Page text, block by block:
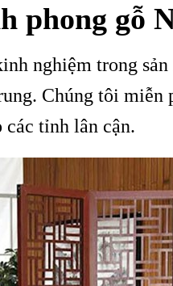
phong gỗ
nghiệm trong
Chúng tôi miễn
tỉnh lân cận.